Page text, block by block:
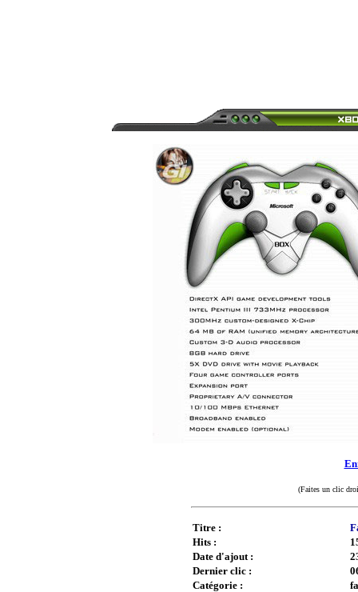
(Faites un clic
Titre :
Hits :
Date d'ajout :
Dernier clic :
Catégorie :